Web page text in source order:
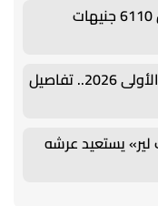
أسعار الذهب اليوم.. عيار 21 يسجل 6110 جنيهات
تفاصيل
لير» يستعيد عرشه